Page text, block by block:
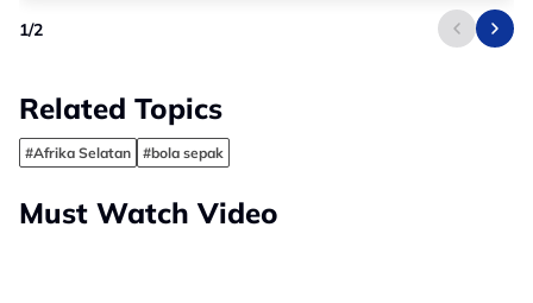
1/2
Related Topics
#Afrika Selatan #bola sepak
Must Watch Video